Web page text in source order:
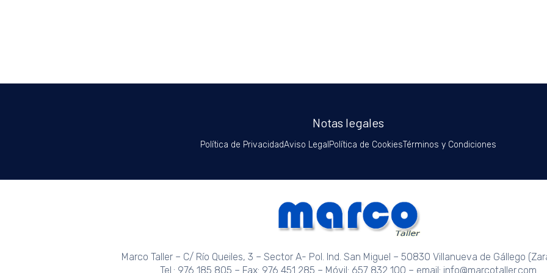
Notas legales
Política de PrivacidadAviso Legal Política de CookiesTérminos y Condiciones
Marco Taller – C/ Río Queiles, 3 – Sector A- Pol. Ind. San Miguel – 50830 Villanueva de Gállego
Tel.: 976 185 805 – Fax: 976 451 285 – Móvil: 657 832 100 – email: info@marcotaller.com